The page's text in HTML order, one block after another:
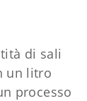
di sali
un litro
processo